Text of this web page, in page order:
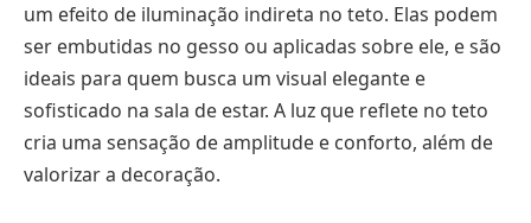
um efeito de iluminação indireta no teto. Elas podem
ser embutidas no gesso ou aplicadas sobre ele, e são
ideais para quem busca um visual elegante e
sofisticado na sala de estar. A luz que reflete no teto
cria uma sensação de amplitude e conforto, além de
valorizar a decoração.